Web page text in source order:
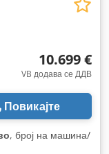
10.699 €
VB додава се ДДВ
Повикајте
, број на машина/